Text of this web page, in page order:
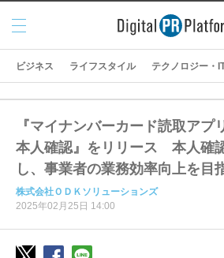
メニ
ュー
ビジネス ライフスタイル テクノロジー・
『マイナンバーカード読取アプ
本人確認』をリリース 本人確
し、事業者の業務効率向上を目
株式会社ＯＤＫソリューションズ
2025年02月25日 14:00